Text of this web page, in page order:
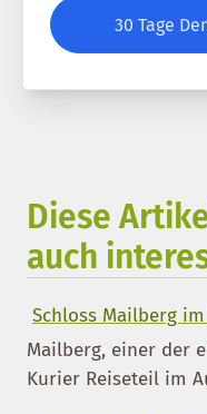
30 Tage
Diese
auch
Schloss Mailberg
Mailberg, einer der
Kurier Reiseteil im